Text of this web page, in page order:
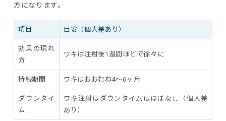
方になります。
項目 目安（個人差あり）
効果の現れ
方
ワキは注射後1週間ほどで徐々に
持続期間 ワキはおおむね4〜6ヶ月
ダウンタイ
ム
ワキ注射はダウンタイムはほぼなし（個人差
あり）